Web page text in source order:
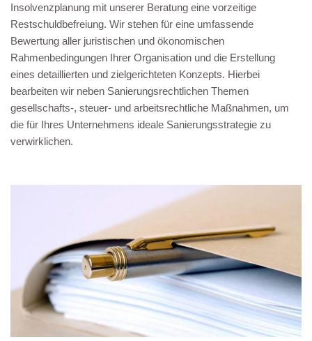
Insolvenzplanung mit unserer Beratung eine vorzeitige
Restschuldbefreiung. Wir stehen für eine umfassende
Bewertung aller juristischen und ökonomischen
Rahmenbedingungen Ihrer Organisation und die Erstellung
eines detaillierten und zielgerichteten Konzepts. Hierbei
bearbeiten wir neben Sanierungsrechtlichen Themen
gesellschafts-, steuer- und arbeitsrechtliche Maßnahmen, um
die für Ihres Unternehmens ideale Sanierungsstrategie zu
verwirklichen.